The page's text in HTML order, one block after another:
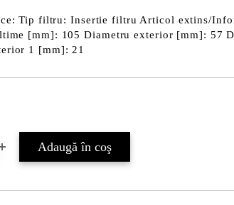
Tip filtru: Insertie filtru Articol extins/
[mm]: 105 Diametru exterior [mm]: 57
1 [mm]: 21